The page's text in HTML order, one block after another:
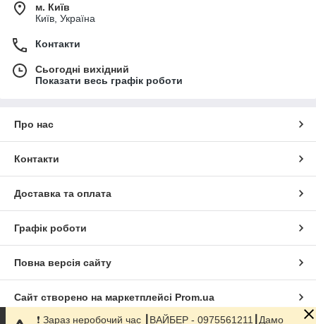
м. Київ
Київ, Україна
Контакти
Сьогодні вихідний
Показати весь графік роботи
Про нас
Контакти
Доставка та оплата
Графік роботи
Повна версія сайту
Сайт створено на маркетплейсі Prom.ua
❗️ Зараз неробочий час ┃ВАЙБЕР - 0975561211┃Дамо